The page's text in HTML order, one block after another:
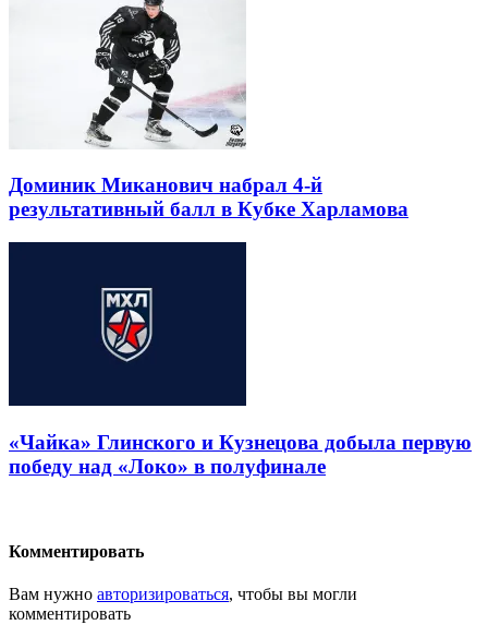
Доминик Миканович набрал 4-й
результативный балл в Кубке Харламова
«Чайка» Глинского и Кузнецова добыла первую
победу над «Локо» в полуфинале
Комментировать
Вам нужно авторизироваться, чтобы вы могли
комментировать